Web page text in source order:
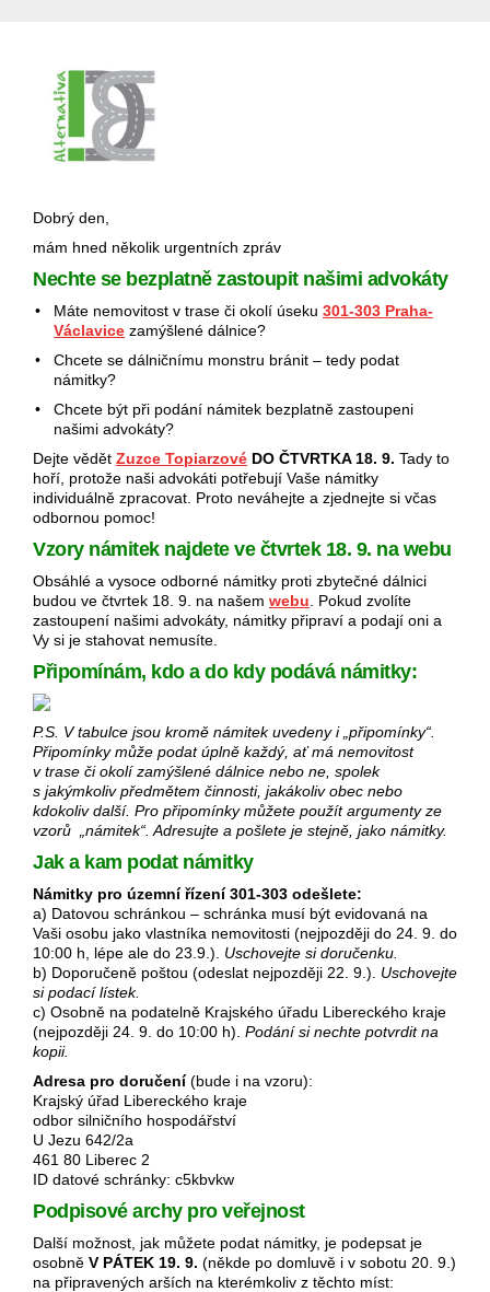
Dobrý den,
mám hned několik urgentních zpráv
Nechte se bezplatně zastoupit našimi advokáty
• Máte nemovitost v trase či okolí úseku 301-303 Praha-
Václavice zamýšlené dálnice?
• Chcete se dálničnímu monstru bránit – tedy podat
námitky?
• Chcete být při podání námitek bezplatně zastoupeni
našimi advokáty?
Dejte vědět Zuzce Topiarzové DO ČTVRTKA 18. 9. Tady to
hoří, protože naši advokáti potřebují Vaše námitky
individuálně zpracovat. Proto neváhejte a zjednejte si včas
odbornou pomoc!
Vzory námitek najdete ve čtvrtek 18. 9. na webu
Obsáhlé a vysoce odborné námitky proti zbytečné dálnici
budou ve čtvrtek 18. 9. na našem webu . Pokud zvolíte
zastoupení našimi advokáty, námitky připraví a podají oni a
Vy si je stahovat nemusíte.
Připomínám, kdo a do kdy podává námitky:
P.S. V tabulce jsou kromě námitek uvedeny i „připomínky“.
Připomínky může podat úplně každý, ať má nemovitost
v trase či okolí zamýšlené dálnice nebo ne, spolek
s jakýmkoliv předmětem činnosti, jakákoliv obec nebo
kdokoliv další. Pro připomínky můžete použít argumenty ze
vzorů „námitek“. Adresujte a pošlete je stejně, jako námitky.
Jak a kam podat námitky
Námitky pro územní řízení 301-303 odešlete:
a) Datovou schránkou – schránka musí být evidovaná na
Vaši osobu jako vlastníka nemovitosti (nejpozději do 24. 9. do
10:00 h, lépe ale do 23.9.). Uschovejte si doručenku.
b) Doporučeně poštou (odeslat nejpozději 22. 9.). Uschovejte
si podací lístek.
c) Osobně na podatelně Krajského úřadu Libereckého kraje
(nejpozději 24. 9. do 10:00 h). Podání si nechte potvrdit na
kopii.
Adresa pro doručení(bude i na vzoru):
Krajský úřad Libereckého kraje
odbor silničního hospodářství
U Jezu 642/2a
461 80 Liberec 2
ID datové schránky: c5kbvkw
Podpisové archy pro veřejnost
Další možnost, jak můžete podat námitky, je podepsat je
osobně V PÁTEK 19. 9. (někde po domluvě i v sobotu 20. 9.)
na připravených arších na kterémkoliv z těchto míst: